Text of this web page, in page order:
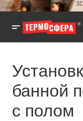
банной
с полом